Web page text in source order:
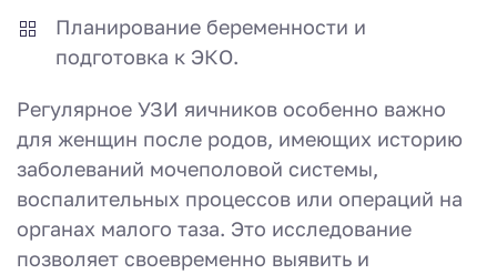
Планирование беременности и
подготовка к ЭКО.
Регулярное УЗИ яичников особенно важно
для женщин после родов, имеющих историю
заболеваний мочеполовой системы,
воспалительных процессов или операций на
органах малого таза. Это исследование
позволяет своевременно выявить и